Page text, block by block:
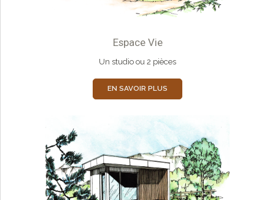
Espace Vie
Un studio ou 2 pièces
EN SAVOIR PLUS